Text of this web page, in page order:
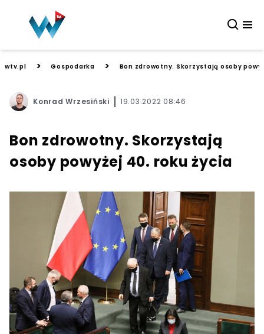
wtv.pl > Gospodarka > Bon zdrowotny. Skorzystają osoby
Konrad Wrzesiński 19.03.2022 08:46
Bon zdrowotny. Skorzystają
osoby powyżej 40. roku życia